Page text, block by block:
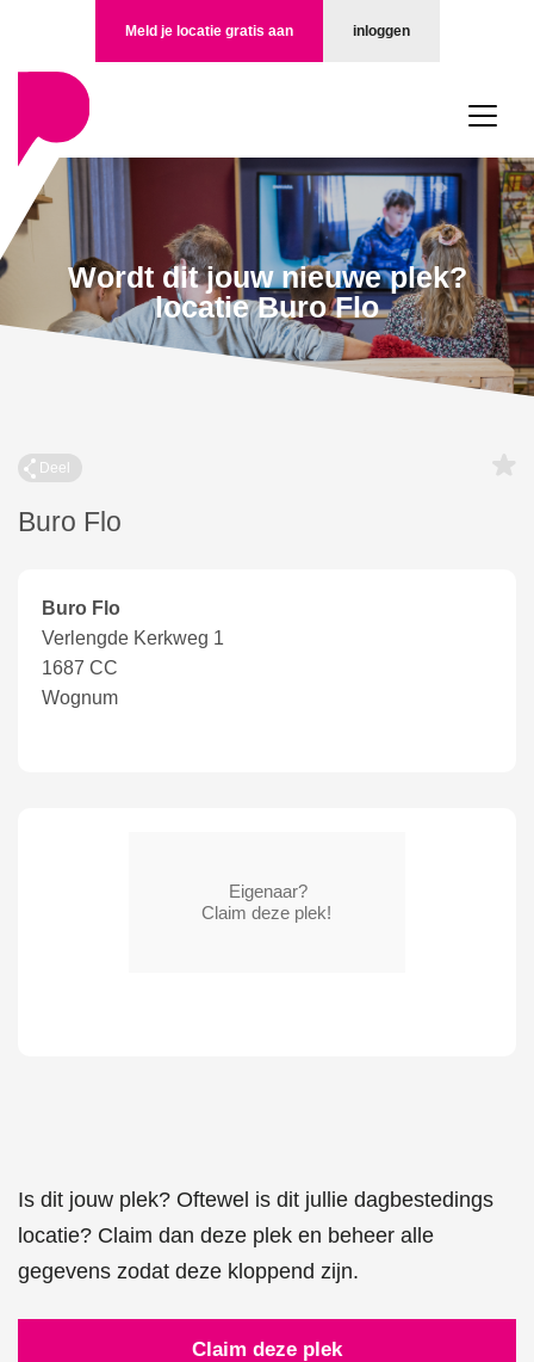
inloggen
Meld je locatie gratis aan
Wordt dit jouw nieuwe plek?
locatie Buro Flo
Deel
Buro Flo
Buro Flo
Verlengde Kerkweg 1
1687 CC
Wognum
Is dit jouw plek? Oftewel is dit jullie dagbestedings
locatie? Claim dan deze plek en beheer alle
gegevens zodat deze kloppend zijn.
Claim deze plek